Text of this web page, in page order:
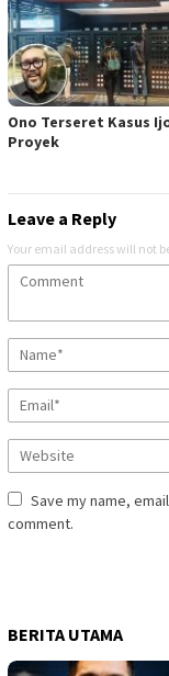
Ono Terseret Kasus
Proyek
Leave a Reply
Your email address will not
Save my name,
comment.
BERITA UTAMA